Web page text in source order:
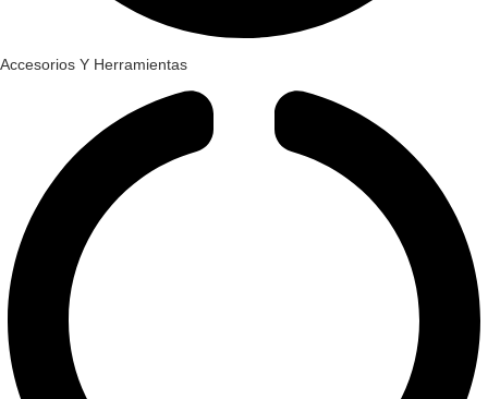
Accesorios Y Herramientas